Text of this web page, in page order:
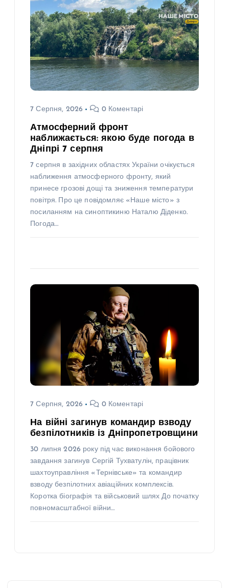
7 Серпня, 2026 0 Коментарі
Атмосферний фронт
наближається: якою буде погода в
Дніпрі 7 серпня
7 серпня в західних областях України очікується
наближення атмосферного фронту, який
принесе грозові дощі та зниження температури
повітря. Про це повідомляє «Наше місто» з
посиланням на синоптикиню Наталю Діденко.
Погода…
7 Серпня, 2026 0 Коментарі
На війні загинув командир взводу
безпілотників із Дніпропетровщини
30 липня 2026 року під час виконання бойового
завдання загинув Сергій Тухватулін, працівник
шахтоуправління «Тернівське» та командир
взводу безпілотних авіаційних комплексів.
Коротка біографія та військовий шлях До початку
повномасштабної війни…